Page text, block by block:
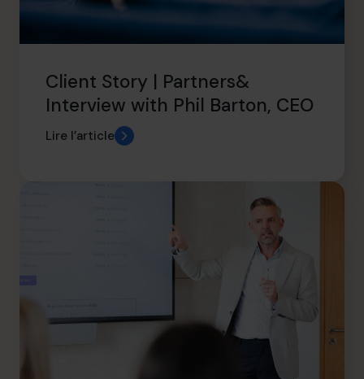
Client Story | Partners&
Interview with Phil Barton, CEO
Lire l’article